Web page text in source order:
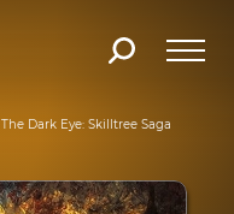
The Dark Eye: Skilltree Saga